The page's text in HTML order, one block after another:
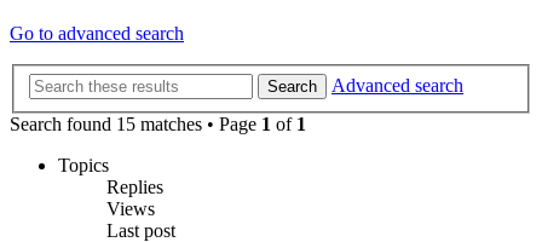
Go to advanced search
Search
Advanced search
Search found 15 matches • Page 1 of 1
Topics
Replies
Views
Last post